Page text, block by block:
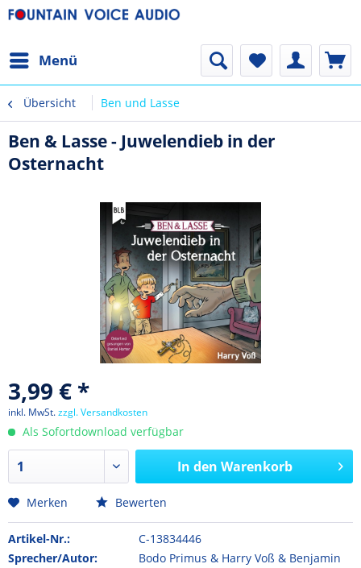
Menü
Übersicht Ben und Lasse
Ben & Lasse - Juwelendieb in der
Osternacht
3,99 € *
inkl. MwSt.zzgl. Versandkosten
Als Sofortdownload verfügbar
In den Warenkorb
Merken Bewerten
Artikel-Nr.:
C-13834446
Sprecher/Autor:
Bodo Primus & Harry Voß & Benjamin